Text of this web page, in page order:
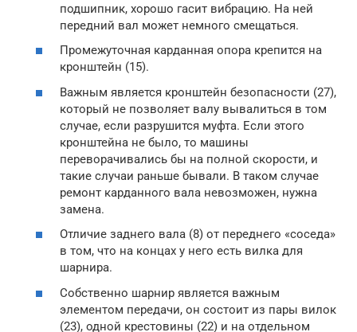
подшипник, хорошо гасит вибрацию. На ней
передний вал может немного смещаться.
Промежуточная карданная опора крепится на
кронштейн (15).
Важным является кронштейн безопасности (27),
который не позволяет валу вывалиться в том
случае, если разрушится муфта. Если этого
кронштейна не было, то машины
переворачивались бы на полной скорости, и
такие случаи раньше бывали. В таком случае
ремонт карданного вала невозможен, нужна
замена.
Отличие заднего вала (8) от переднего «соседа»
в том, что на концах у него есть вилка для
шарнира.
Собственно шарнир является важным
элементом передачи, он состоит из пары вилок
(23), одной крестовины (22) и на отдельном